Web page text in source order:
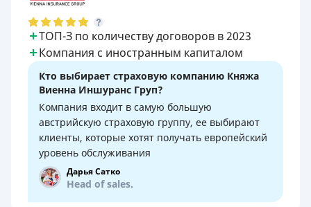
ТОП-З по количеству договоров в 2023
Компания с иностранным капиталом
Кто выбирает страховую компанию Княжа
Виенна Иншуранс Груп?
Компания входит в самую большую
австрийскую страховую группу, ее выбирают
клиенты, которые хотят получать европейский
уровень обслуживания
Дарья Сатко
Head of sales.